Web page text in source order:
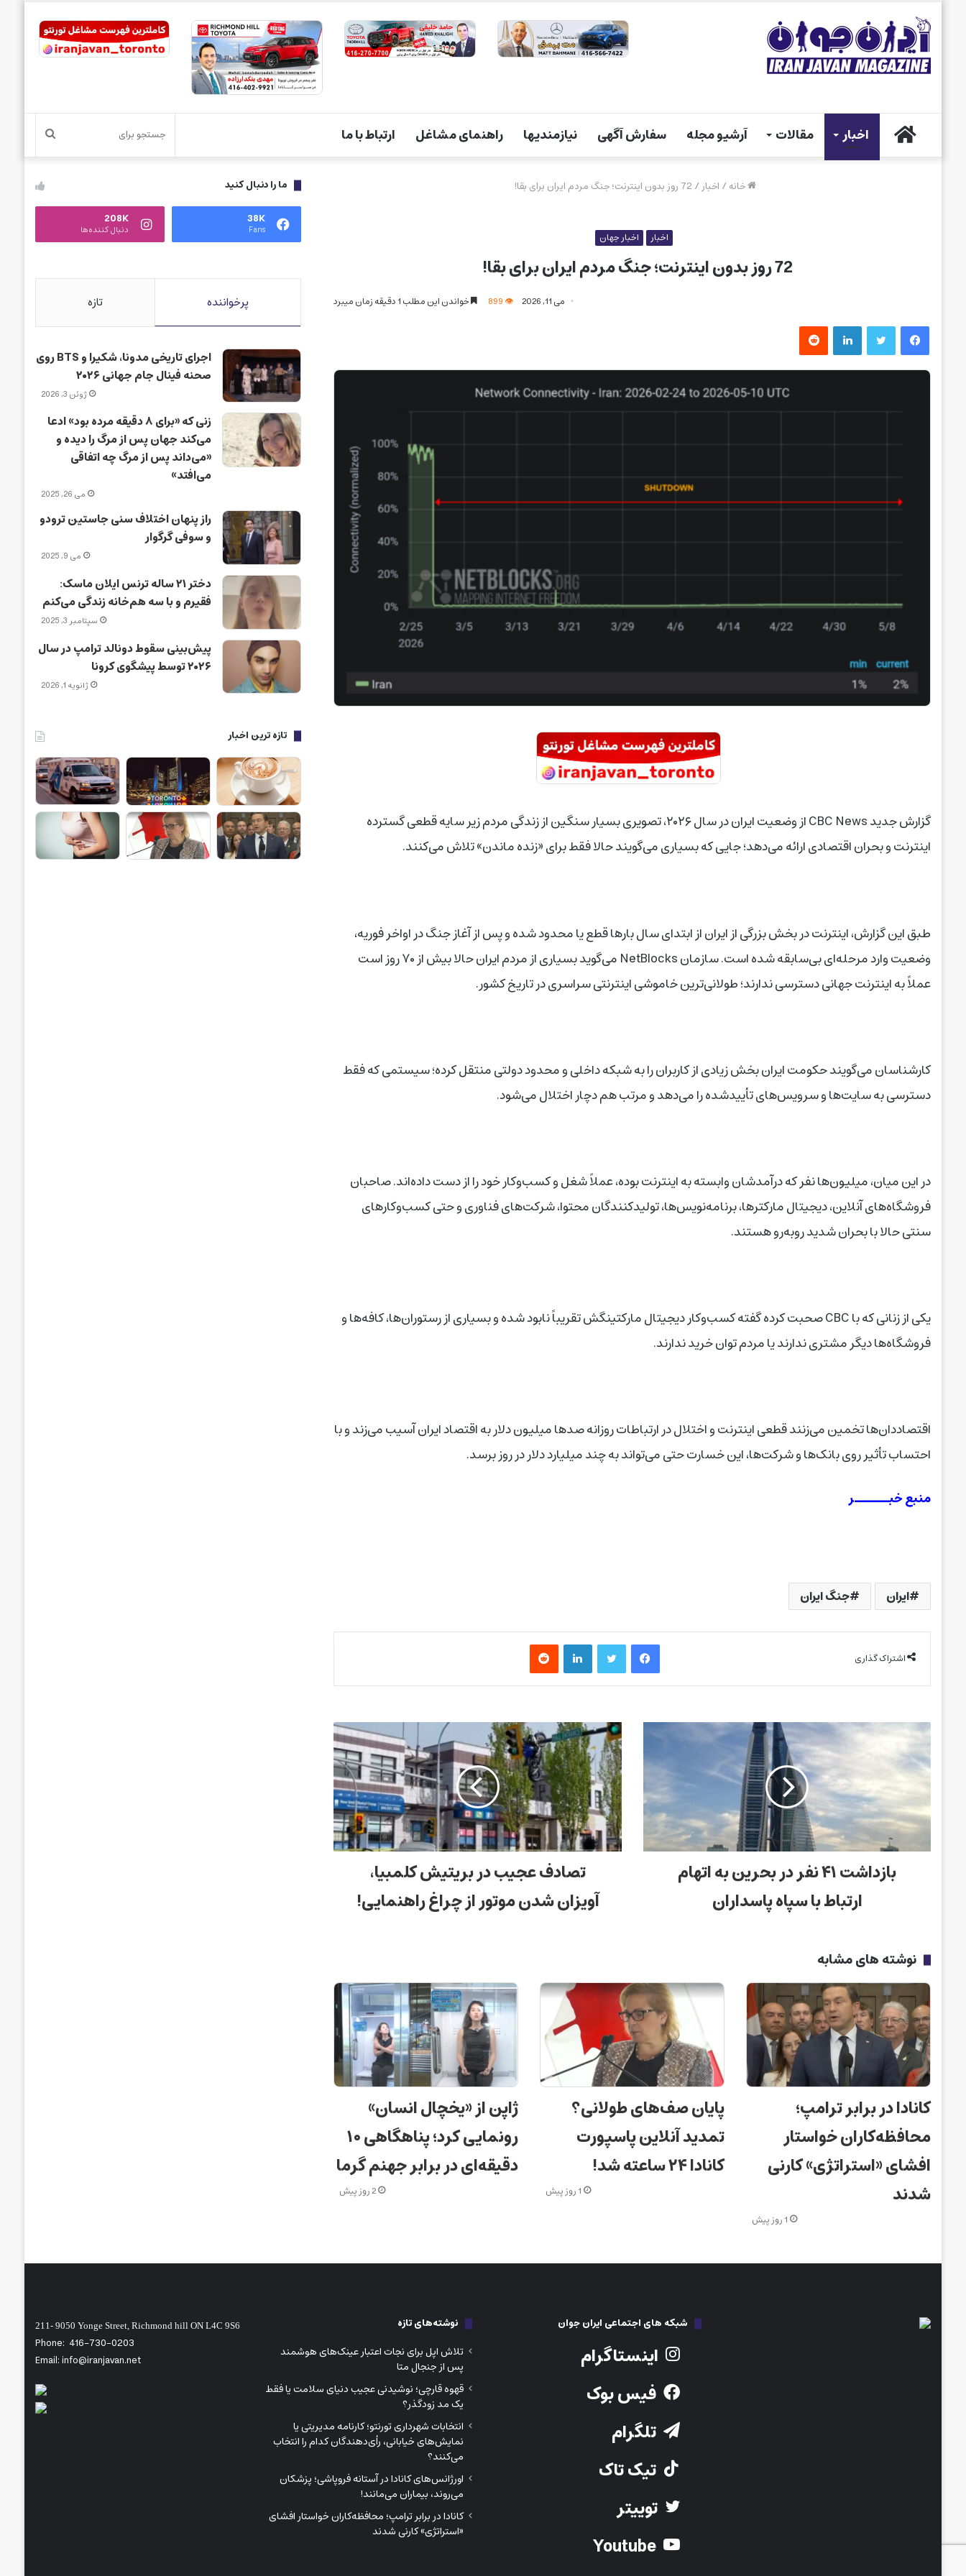
خانه اخبار مقالات آرشیو مجله سفارش آگهی نیازمندیها راهنمای مشاغل ارتباط با ما جستجو
برای خانه/ اخبار/ 72 روز بدون اینترنت؛ جنگ مردم ایران برای بقا!
اخبار اخبار جهان
72 روز بدون اینترنت؛ جنگ مردم ایران برای بقا!
می 11, 2026 خواندن این مطلب 1 دقیقه زمان میبرد
فیس بوک توییتر لینکدین‫رددیت
گزارش جدید CBC News از وضعیت ایران در سال ۲۰۲۶، تصویری بسیار سنگین از زندگی مردم زیر سایه قطعی گسترده
اینترنت و بحران اقتصادی ارائه می‌دهد؛ جایی که بسیاری می‌گویند حالا فقط برای «زنده ماندن» تلاش می‌کنند.
طبق این گزارش، اینترنت در بخش بزرگی از ایران از ابتدای سال بارها قطع یا محدود شده و پس از آغاز جنگ در اواخر فوریه،
وضعیت وارد مرحله‌ای بی‌سابقه شده است. سازمان NetBlocks می‌گوید بسیاری از مردم ایران حالا بیش از ۷۰ روز است
عملاً به اینترنت جهانی دسترسی ندارند؛ طولانی‌ترین خاموشی اینترنتی سراسری در تاریخ کشور.
کارشناسان می‌گویند حکومت ایران بخش زیادی از کاربران را به شبکه داخلی و محدود دولتی منتقل کرده؛ سیستمی که فقط
دسترسی به سایت‌ها و سرویس‌های تأییدشده را می‌دهد و مرتب هم دچار اختلال می‌شود.
در این میان، میلیون‌ها نفر که درآمدشان وابسته به اینترنت بوده، عملاً شغل و کسب‌وکار خود را از دست داده‌اند. صاحبان
فروشگاه‌های آنلاین، دیجیتال مارکترها، برنامه‌نویس‌ها، تولیدکنندگان محتوا، شرکت‌های فناوری و حتی کسب‌وکارهای
سنتی حالا با بحران شدید روبه‌رو هستند.
یکی از زنانی که با CBC صحبت کرده گفته کسب‌وکار دیجیتال مارکتینگش تقریباً نابود شده و بسیاری از رستوران‌ها، کافه‌ها و
فروشگاه‌ها دیگر مشتری ندارند یا مردم توان خرید ندارند.
اقتصاددان‌ها تخمین می‌زنند قطعی اینترنت و اختلال در ارتباطات روزانه صدها میلیون دلار به اقتصاد ایران آسیب می‌زند و با
احتساب تأثیر روی بانک‌ها و شرکت‌ها، این خسارت حتی می‌تواند به چند میلیارد دلار در روز برسد.
منبع خبــــــر
ایران جنگ ایران
اشتراک گذاری
فیس بوک توییتر لینکدین‫رددیت
بازداشت ۴۱ نفر در بحرین به اتهام
ارتباط با سپاه پاسداران
تصادف عجیب در بریتیش کلمبیا،
آویزان شدن موتور از چراغ راهنمایی!
نوشته های مشابه
کانادا در برابر ترامپ؛
محافظه‌کاران خواستار
افشای «استراتژی» کارنی
شدند
1 روز پیش
پایان صف‌های طولانی؟
تمدید آنلاین پاسپورت
کانادا ۲۴ ساعته شد!
1 روز پیش
ژاپن از «یخچال انسان»
رونمایی کرد؛ پناهگاهی ۱۰
دقیقه‌ای در برابر جهنم گرما
2 روز پیش
ما را دنبال کنید
38K
Fans
208K
دنبال کننده‌ها
پرخواننده تازه
اجرای تاریخی مدونا، شکیرا و BTS روی
صحنه فینال جام جهانی ۲۰۲۶
ژوئن 3, 2026
زنی که «برای ۸ دقیقه مرده بود» ادعا
می‌کند جهان پس از مرگ را دیده و
«می‌داند پس از مرگ چه اتفاقی
می‌افتد»
می 26, 2025
راز پنهان اختلاف سنی جاستین ترودو
و سوفی گرگوار
می 9, 2025
دختر ۲۱ ساله ترنس ایلان ماسک:
فقیرم و با سه هم‌خانه زندگی می‌کنم
سپتامبر 3, 2025
پیش‌بینی سقوط دونالد ترامپ در سال
۲۰۲۶ توسط پیشگوی کرونا
ژانویه 1, 2026
تازه ترین اخبار
شبکه های اجتماعی ایران جوان
اینستاگرام
فیس بوک
تلگرام
تیک تاک
توییتر
Youtube
نوشته‌های تازه
تلاش اپل برای نجات اعتبار عینک‌های هوشمند
پس از جنجال متا
قهوه قارچی؛ نوشیدنی عجیب دنیای سلامت یا فقط
یک مد زودگذر؟
انتخابات شهرداری تورنتو؛ کارنامه مدیریتی یا
نمایش‌های خیابانی، رأی‌دهندگان کدام را انتخاب
می‌کنند؟
اورژانس‌های کانادا در آستانه فروپاشی؛ پزشکان
می‌روند، بیماران می‌مانند!
کانادا در برابر ترامپ؛ محافظه‌کاران خواستار افشای
«استراتژی» کارنی شدند
211- 9050 Yonge Street, Richmond hill ON L4C 9S6
Phone: 416-730-0203
Email: info@iranjavan.net